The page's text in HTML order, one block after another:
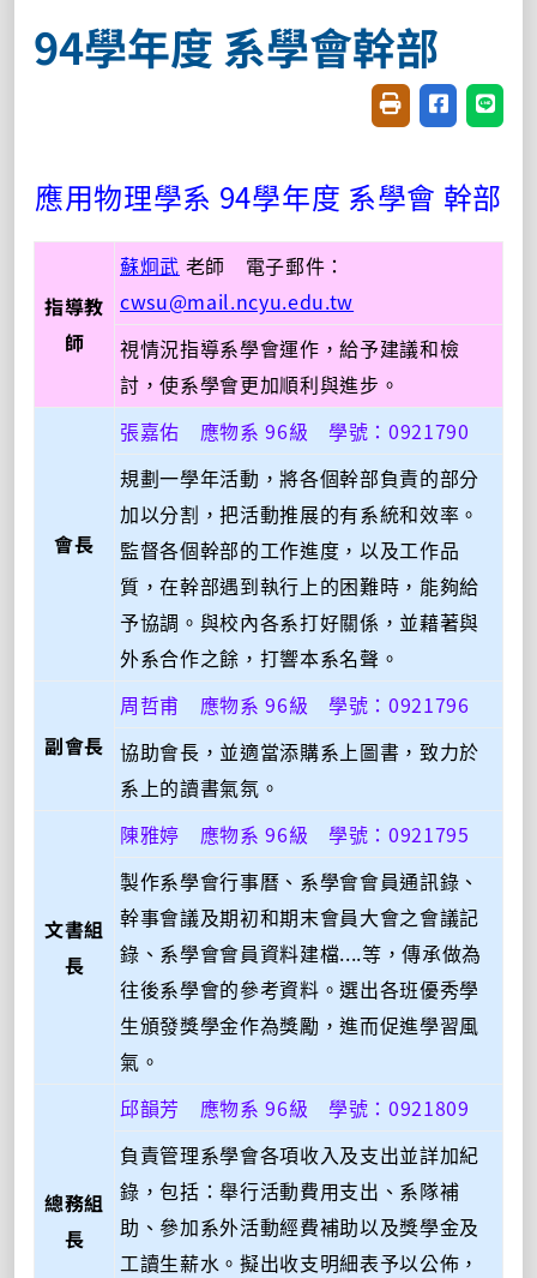
94學年度 系學會幹部
友善列印(開新視
分享至臉書
分享
應用物理學系 94學年度 系學會 幹部
指導教
師
蘇炯武 老師 電子郵件：
cwsu@mail.ncyu.edu.tw
視情況指導系學會運作，給予建議和檢
討，使系學會更加順利與進步。
會長
張嘉佑 應物系 96級 學號：0921790
規劃一學年活動，將各個幹部負責的部分
加以分割，把活動推展的有系統和效率。
監督各個幹部的工作進度，以及工作品
質，在幹部遇到執行上的困難時，能夠給
予協調。與校內各系打好關係，並藉著與
外系合作之餘，打響本系名聲。
副會長
周哲甫 應物系 96級 學號：0921796
協助會長，並適當添購系上圖書，致力於
系上的讀書氣氛。
文書組
長
陳雅婷 應物系 96級 學號：0921795
製作系學會行事曆、系學會會員通訊錄、
幹事會議及期初和期末會員大會之會議記
錄、系學會會員資料建檔....等，傳承做為
往後系學會的參考資料。選出各班優秀學
生頒發獎學金作為獎勵，進而促進學習風
氣。
總務組
長
邱韻芳 應物系 96級 學號：0921809
負責管理系學會各項收入及支出並詳加紀
錄，包括：舉行活動費用支出、系隊補
助、參加系外活動經費補助以及獎學金及
工讀生薪水。擬出收支明細表予以公佈，